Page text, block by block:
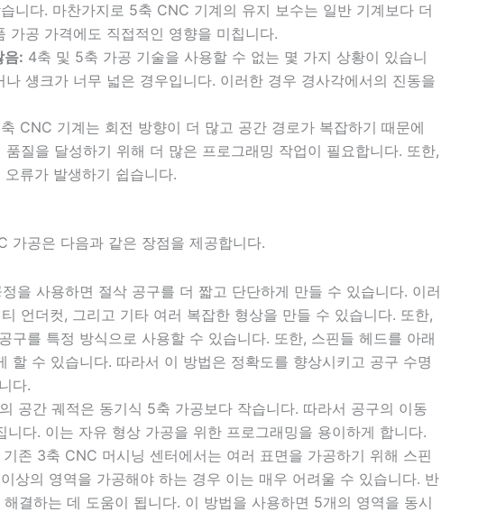
니다. 마찬가지로 5축 CNC 기계의 유지 보수는 일반 기계보다 더
가공 가격에도 직접적인 영향을 미칩니다.
음: 4축 및 5축 가공 기술을 사용할 수 없는 몇 가지 상황이 있습니
섕크가 너무 넓은 경우입니다. 이러한 경우 경사각에서의 진동을
CNC 기계는 회전 방향이 더 많고 공간 경로가 복잡하기 때문에
질을 달성하기 위해 더 많은 프로그래밍 작업이 필요합니다. 또한,
류가 발생하기 쉽습니다.
가공은 다음과 같은 장점을 제공합니다.
을 사용하면 절삭 공구를 더 짧고 단단하게 만들 수 있습니다. 이러
언더컷, 그리고 기타 여러 복잡한 형상을 만들 수 있습니다. 또한,
구를 특정 방식으로 사용할 수 있습니다. 또한, 스핀들 헤드를 아래
할 수 있습니다. 따라서 이 방법은 정확도를 향상시키고 공구 수명
다.
공간 궤적은 동기식 5축 가공보다 작습니다. 따라서 공구의 이동
다. 이는 자유 형상 가공을 위한 프로그래밍을 용이하게 합니다.
기존 3축 CNC 머시닝 센터에서는 여러 표면을 가공하기 위해 스핀
상의 영역을 가공해야 하는 경우 이는 매우 어려울 수 있습니다. 반
결하는 데 도움이 됩니다. 이 방법을 사용하면 5개의 영역을 동시